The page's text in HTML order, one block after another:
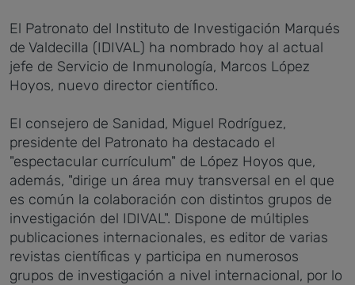
El Patronato del Instituto de Investigación Marqués
de Valdecilla (IDIVAL) ha nombrado hoy al actual
jefe de Servicio de Inmunología, Marcos López
Hoyos, nuevo director científico.
El consejero de Sanidad, Miguel Rodríguez,
presidente del Patronato ha destacado el
"espectacular currículum" de López Hoyos que,
además, "dirige un área muy transversal en el que
es común la colaboración con distintos grupos de
investigación del IDIVAL". Dispone de múltiples
publicaciones internacionales, es editor de varias
revistas científicas y participa en numerosos
grupos de investigación a nivel internacional, por lo